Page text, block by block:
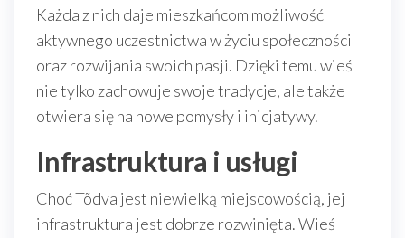
Każda z nich daje mieszkańcom możliwość
aktywnego uczestnictwa w życiu społeczności
oraz rozwijania swoich pasji. Dzięki temu wieś
nie tylko zachowuje swoje tradycje, ale także
otwiera się na nowe pomysły i inicjatywy.
Infrastruktura i usługi
Choć Tõdva jest niewielką miejscowością, jej
infrastruktura jest dobrze rozwinięta. Wieś